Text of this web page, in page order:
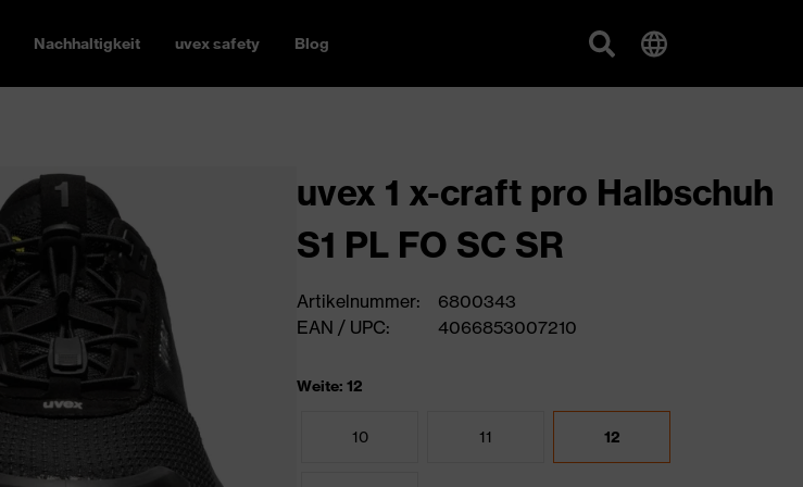
Nachhaltigkeit uvex safety Blog
uvex 1 x-craft pro Halbschuh
S1 PL FO SC SR
Artikelnummer:
6800343
EAN / UPC:
4066853007210
Weite: 12
10 11 12